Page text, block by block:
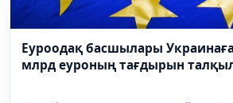
Еуроодақ басшылары Украинаға
млрд еуроның тағдырын